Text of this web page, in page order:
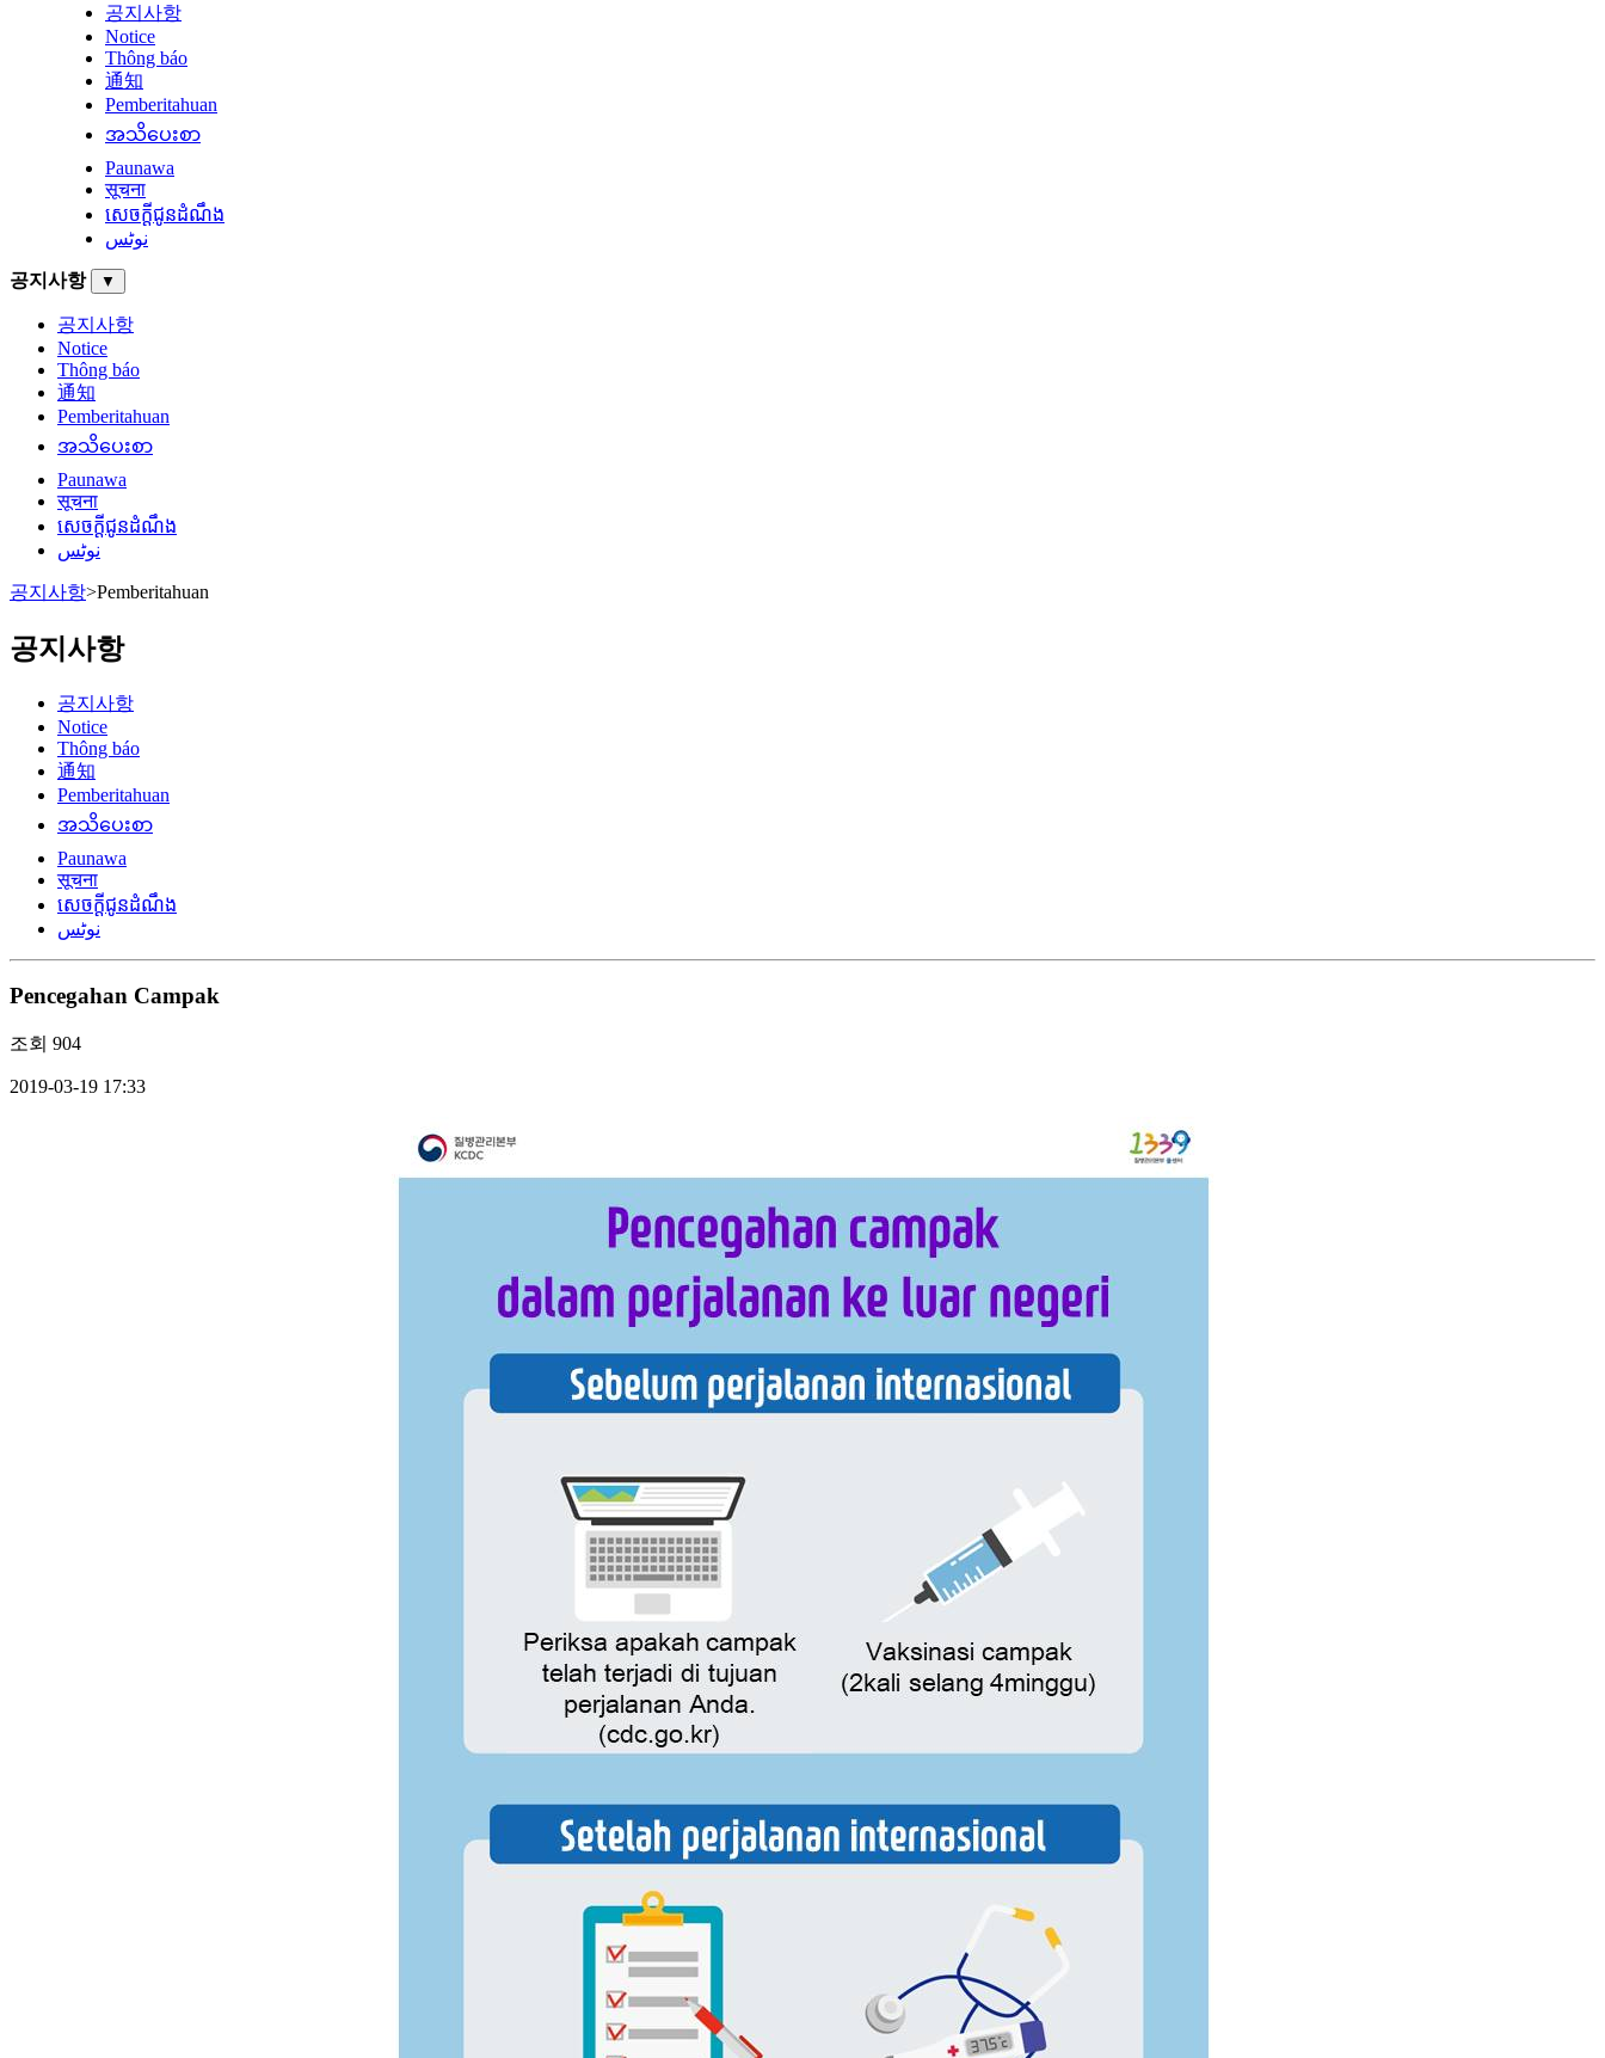
공지사항
Notice
Thông báo
通知
Pemberitahuan
အသိပေးစာ
Paunawa
सूचना
សេចក្តីជូនដំណឹង
نوٹس
공지사항 ▼
공지사항
Notice
Thông báo
通知
Pemberitahuan
အသိပေးစာ
Paunawa
सूचना
សេចក្តីជូនដំណឹង
نوٹس
공지사항>Pemberitahuan
공지사항
공지사항
Notice
Thông báo
通知
Pemberitahuan
အသိပေးစာ
Paunawa
सूचना
សេចក្តីជូនដំណឹង
نوٹس
Pencegahan Campak
조회 904
2019-03-19 17:33